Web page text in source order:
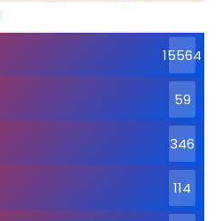
15564
59
346
114